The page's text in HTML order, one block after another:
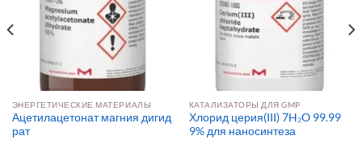
ЭНЕРГЕТИЧЕСКИЕ МАТЕРИАЛЫ
Ацетилацетонат магния дигид
рат
КАТАЛИЗАТОРЫ ДЛЯ GMP
Хлорид церия(III) 7H₂O 99.99
9% для наносинтеза